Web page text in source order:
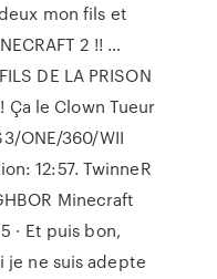
mon fils et
2 !! …
DE LA PRISON
! Ça le Clown Tueur
ONE/360/WII
12:57. TwinneR
Minecraft
· Et puis bon,
je ne suis adepte